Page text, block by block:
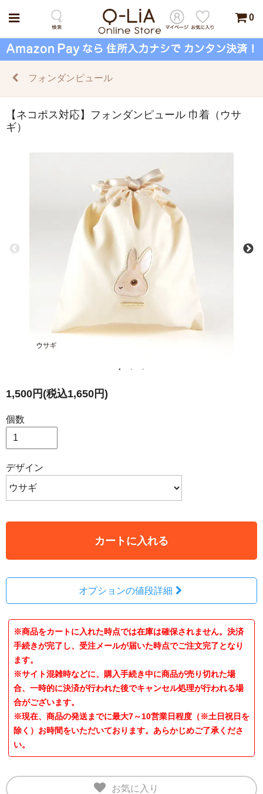
0
フォンダンピュール
【ネコポス対応】フォンダンピュール 巾着（ウサ
ギ）
1,500円(税込1,650円)
個数
デザイン
カートに入れる
オプションの値段詳細
※商品をカートに入れた時点では在庫は確保されません。決済
手続きが完了し、受注メールが届いた時点でご注文完了となり
ます。
※サイト混雑時などに、購入手続き中に商品が売り切れた場
合、一時的に決済が行われた後でキャンセル処理が行われる場
合がございます。
※現在、商品の発送までに最大7～10営業日程度（※土日祝日を
除く）お時間をいただいております。あらかじめご了承くださ
い。
お気に入り